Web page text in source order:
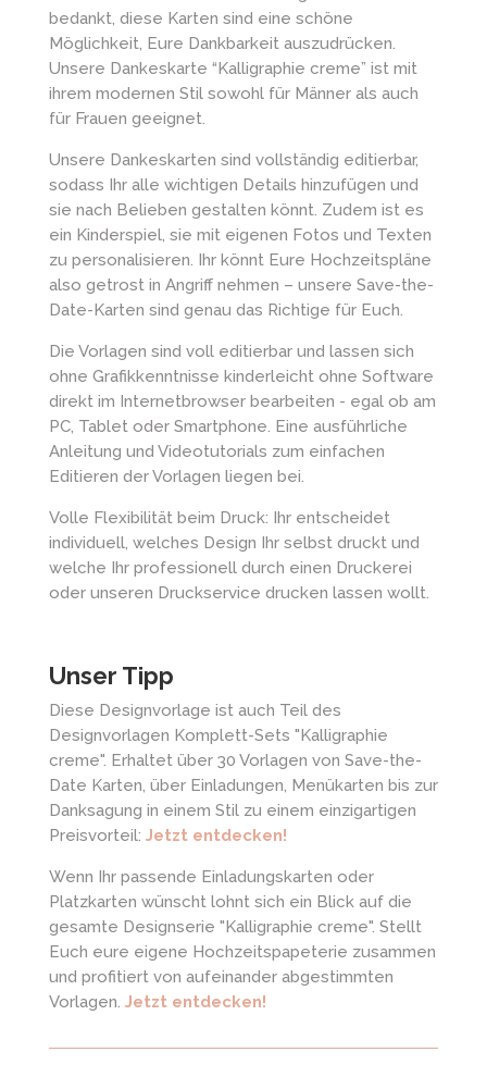
bedankt, diese Karten sind eine schöne
Möglichkeit, Eure Dankbarkeit auszudrücken.
Unsere Dankeskarte “Kalligraphie creme” ist mit
ihrem modernen Stil sowohl für Männer als auch
für Frauen geeignet.
Unsere Dankeskarten sind vollständig editierbar,
sodass Ihr alle wichtigen Details hinzufügen und
sie nach Belieben gestalten könnt. Zudem ist es
ein Kinderspiel, sie mit eigenen Fotos und Texten
zu personalisieren. Ihr könnt Eure Hochzeitspläne
also getrost in Angriff nehmen – unsere Save-the-
Date-Karten sind genau das Richtige für Euch.
Die Vorlagen sind voll editierbar und lassen sich
ohne Grafikkenntnisse kinderleicht ohne Software
direkt im Internetbrowser bearbeiten - egal ob am
PC, Tablet oder Smartphone. Eine ausführliche
Anleitung und Videotutorials zum einfachen
Editieren der Vorlagen liegen bei.
Volle Flexibilität beim Druck: Ihr entscheidet
individuell, welches Design Ihr selbst druckt und
welche Ihr professionell durch einen Druckerei
oder unseren Druckservice drucken lassen wollt.
Unser Tipp
Diese Designvorlage ist auch Teil des
Designvorlagen Komplett-Sets "Kalligraphie
creme". Erhaltet über 30 Vorlagen von Save-the-
Date Karten, über Einladungen, Menükarten bis zur
Danksagung in einem Stil zu einem einzigartigen
Preisvorteil: Jetzt entdecken!
Wenn Ihr passende Einladungskarten oder
Platzkarten wünscht lohnt sich ein Blick auf die
gesamte Designserie "Kalligraphie creme". Stellt
Euch eure eigene Hochzeitspapeterie zusammen
und profitiert von aufeinander abgestimmten
Vorlagen. Jetzt entdecken!